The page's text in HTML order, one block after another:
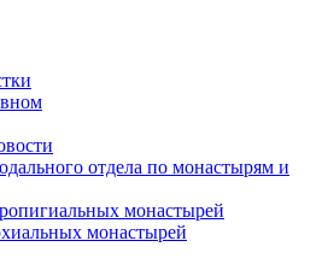
отдела по монастырям и
монастырей
монастырей